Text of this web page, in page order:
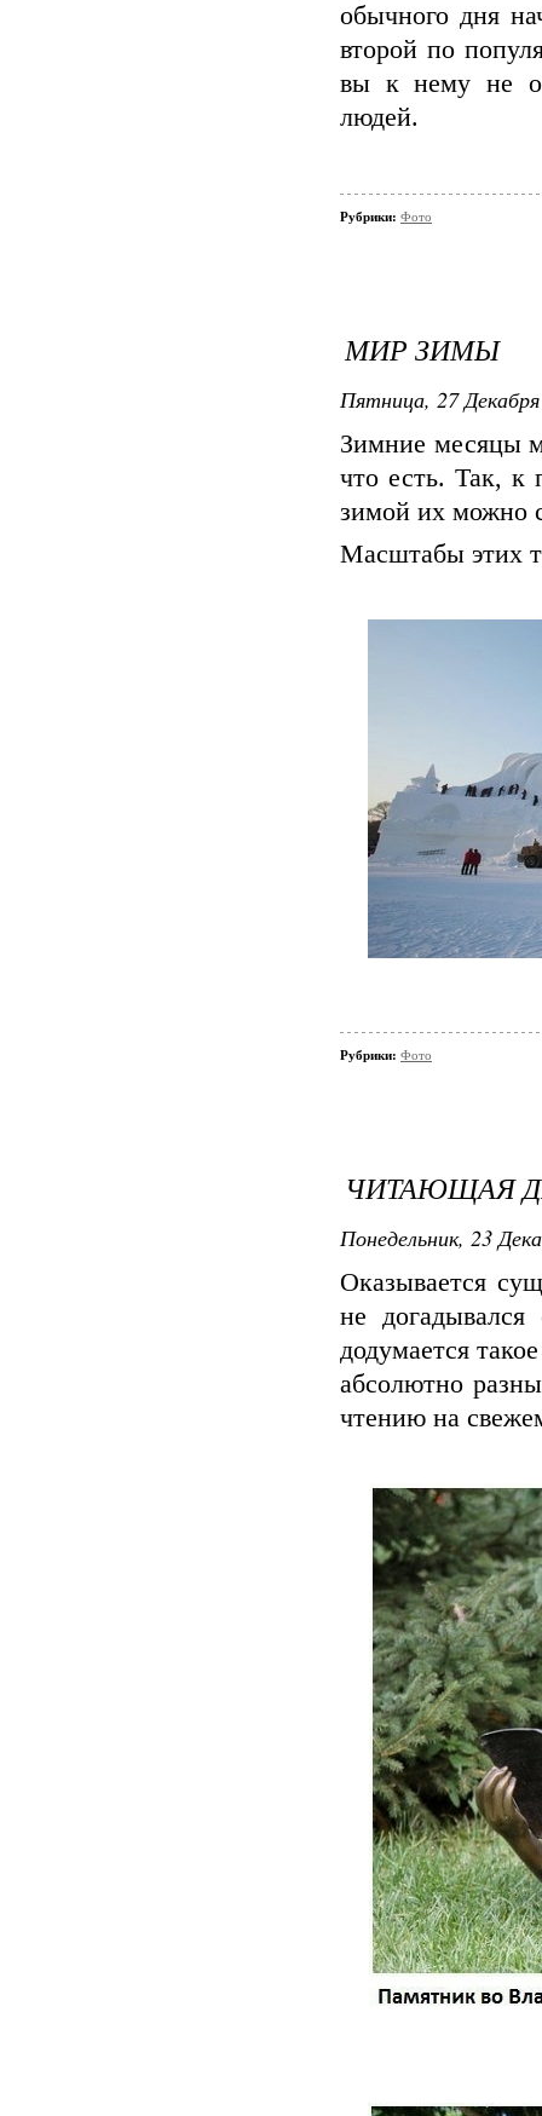
обычного дня
второй по
вы к нему не
людей.
Рубрики: Фото
МИР ЗИМЫ
Пятница, 27
Зимние месяцы
что есть. Так, к
зимой их можно
Масштабы этих
Рубрики: Фото
ЧИТАЮЩАЯ
Понедельник, 23
Оказывается
не
додумается
абсолютно
чтению на